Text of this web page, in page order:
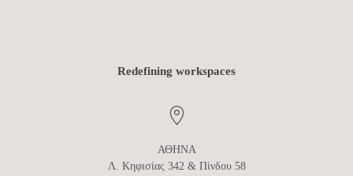
Redefining workspaces
ΑΘΗΝΑ
Λ. Κηφισίας 342 & Πίνδου 58